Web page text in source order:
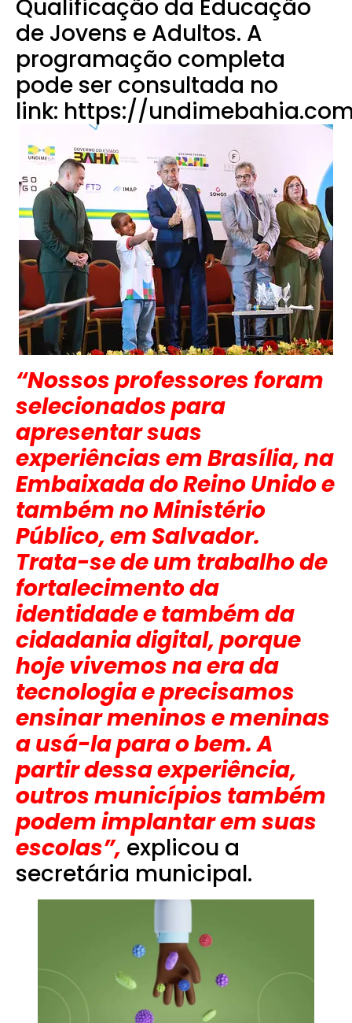
Qualificação da Educação
de Jovens e Adultos. A
programação completa
pode ser consultada no
link: https://
“Nossos professores foram
selecionados para
apresentar suas
experiências em Brasília, na
Embaixada do Reino Unido e
também no Ministério
Público, em Salvador.
Trata-se de um trabalho de
fortalecimento da
identidade e também da
cidadania digital, porque
hoje vivemos na era da
tecnologia e precisamos
ensinar meninos e meninas
a usá-la para o bem. A
partir dessa experiência,
outros municípios também
podem implantar em suas
escolas”, explicou a
secretária municipal.